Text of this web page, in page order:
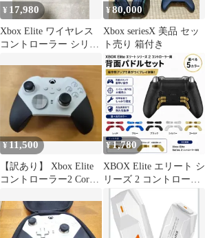
¥ 17,980
Xbox Elite ワイヤレス
コントローラー シリー
¥80,000
Xbox seriesX 美品 セッ
ト売り 箱付き
¥11,500
【訳あり】 Xbox Elite
コントローラー2 Core
¥1,780
XBOX Elite エリート シ
リーズ 2 コントローラ
ー 対応 背面パドル ボ
タン 左右 メタル製 交
換用 エリコン2 互換 カ
スタム パーツ 部品 4個